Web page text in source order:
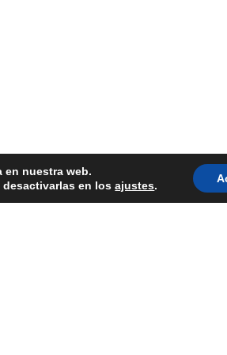
en nuestra web.
desactivarlas en losajustes.